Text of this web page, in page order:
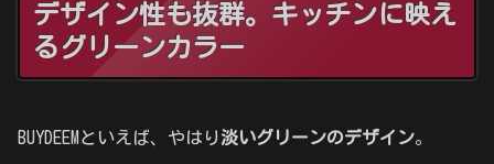
デザイン性も抜群。キッチンに映え
るグリーンカラー
BUYDEEMといえば、やはり 淡いグリーンのデザイン。